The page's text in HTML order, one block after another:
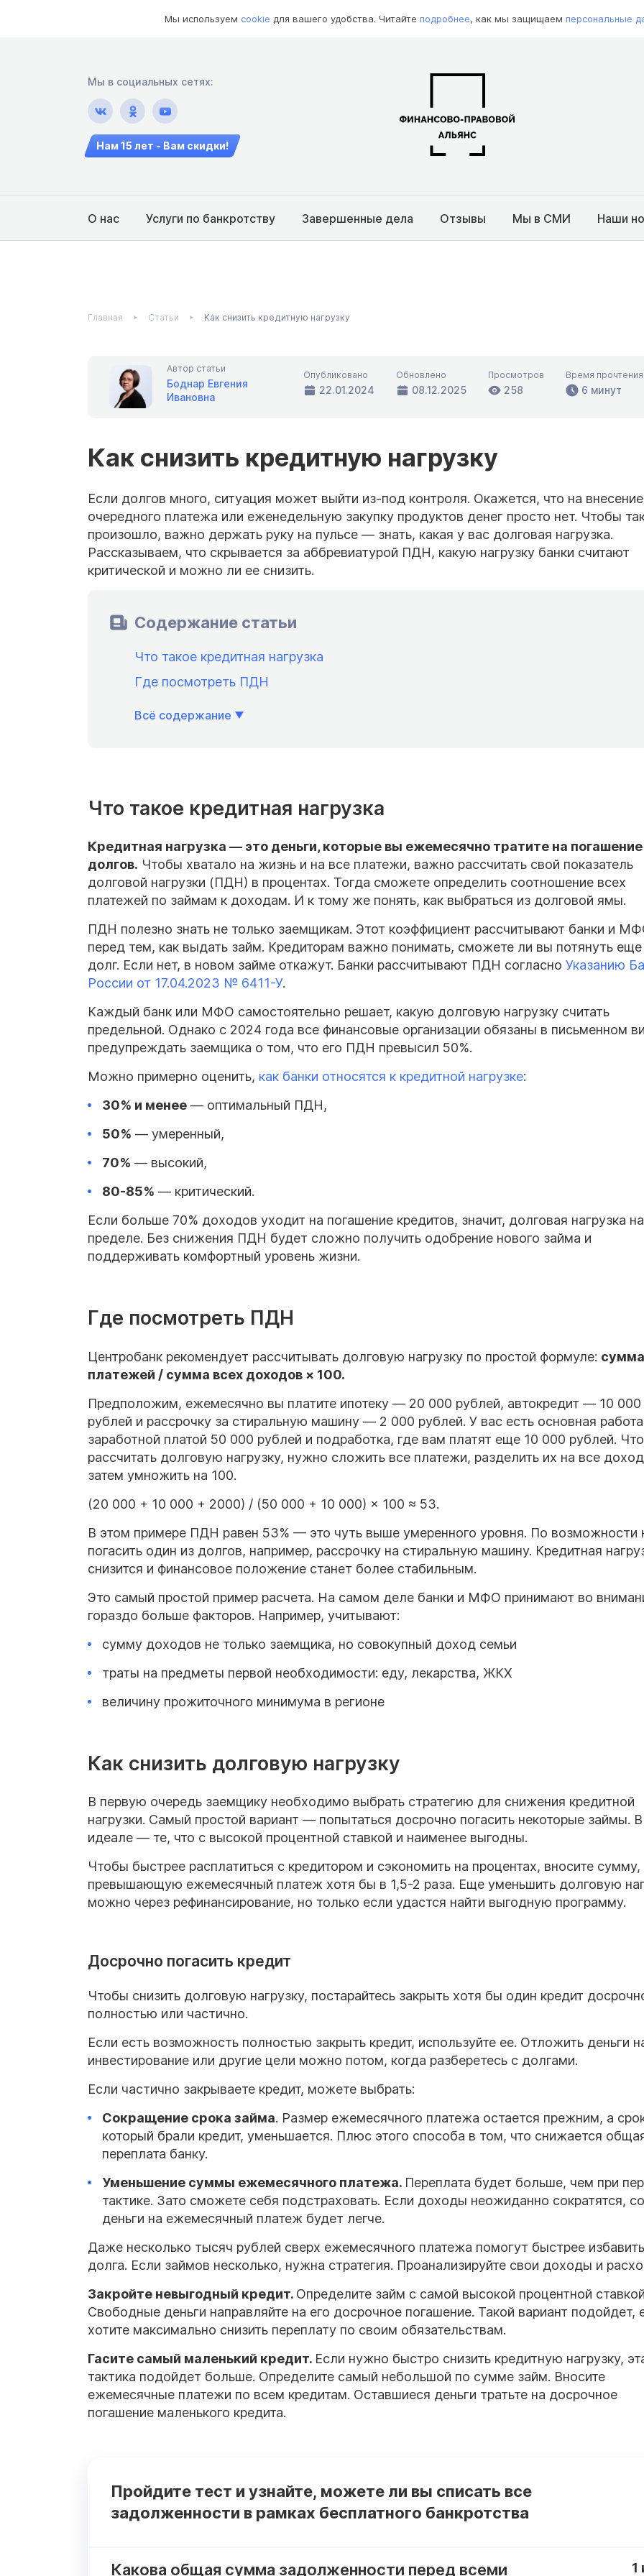
Мы используем cookie для вашего удобства. Читайте подробнее, как мы защищаем персональные
Мы в социальных сетях:
Нам 15 лет - Вам скидки!
О нас Услуги по банкротству Завершенные дела Отзывы Мы в СМИ Наши
Главная Статьи Как снизить кредитную нагрузку
Автор статьи
Боднар Евгения
Ивановна
Опубликовано
22.01.2024
Обновлено
08.12.2025
Просмотров
258
Время прочтения
6 минут
Как снизить кредитную нагрузку
Если долгов много, ситуация может выйти из-под контроля. Окажется, что на внесение
очередного платежа или еженедельную закупку продуктов денег просто нет. Чтобы
произошло, важно держать руку на пульсе — знать, какая у вас долговая нагрузка.
Рассказываем, что скрывается за аббревиатурой ПДН, какую нагрузку банки считают
критической и можно ли ее снизить.
Содержание статьи
Что такое кредитная нагрузка
Где посмотреть ПДН
Всё содержание
Что такое кредитная нагрузка
Кредитная нагрузка — это деньги, которые вы ежемесячно тратите на погашение
долгов. Чтобы хватало на жизнь и на все платежи, важно рассчитать свой показатель
долговой нагрузки (ПДН) в процентах. Тогда сможете определить соотношение всех
платежей по займам к доходам. И к тому же понять, как выбраться из долговой ямы.
ПДН полезно знать не только заемщикам. Этот коэффициент рассчитывают банки и
перед тем, как выдать займ. Кредиторам важно понимать, сможете ли вы потянуть
долг. Если нет, в новом займе откажут. Банки рассчитывают ПДН согласно Указанию
России от 17.04.2023 № 6411-У.
Каждый банк или МФО самостоятельно решает, какую долговую нагрузку считать
предельной. Однако с 2024 года все финансовые организации обязаны в письменном
предупреждать заемщика о том, что его ПДН превысил 50%.
Можно примерно оценить, как банки относятся к кредитной нагрузке:
30% и менее — оптимальный ПДН,
50% — умеренный,
70% — высокий,
80-85% — критический.
Если больше 70% доходов уходит на погашение кредитов, значит, долговая нагрузка на
пределе. Без снижения ПДН будет сложно получить одобрение нового займа и
поддерживать комфортный уровень жизни.
Где посмотреть ПДН
Центробанк рекомендует рассчитывать долговую нагрузку по простой формуле:
платежей / сумма всех доходов × 100.
Предположим, ежемесячно вы платите ипотеку — 20 000 рублей, автокредит — 10 000
рублей и рассрочку за стиральную машину — 2 000 рублей. У вас есть основная
заработной платой 50 000 рублей и подработка, где вам платят еще 10 000 рублей.
рассчитать долговую нагрузку, нужно сложить все платежи, разделить их на все
затем умножить на 100.
(20 000 + 10 000 + 2000) / (50 000 + 10 000) × 100 ≈ 53.
В этом примере ПДН равен 53% — это чуть выше умеренного уровня. По возможности
погасить один из долгов, например, рассрочку на стиральную машину. Кредитная
снизится и финансовое положение станет более стабильным.
Это самый простой пример расчета. На самом деле банки и МФО принимают во
гораздо больше факторов. Например, учитывают:
сумму доходов не только заемщика, но совокупный доход семьи
траты на предметы первой необходимости: еду, лекарства, ЖКХ
величину прожиточного минимума в регионе
Как снизить долговую нагрузку
В первую очередь заемщику необходимо выбрать стратегию для снижения кредитной
нагрузки. Самый простой вариант — попытаться досрочно погасить некоторые займы. В
идеале — те, что с высокой процентной ставкой и наименее выгодны.
Чтобы быстрее расплатиться с кредитором и сэкономить на процентах, вносите сумму,
превышающую ежемесячный платеж хотя бы в 1,5-2 раза. Еще уменьшить долговую
можно через рефинансирование, но только если удастся найти выгодную программу.
Досрочно погасить кредит
Чтобы снизить долговую нагрузку, постарайтесь закрыть хотя бы один кредит
полностью или частично.
Если есть возможность полностью закрыть кредит, используйте ее. Отложить деньги
инвестирование или другие цели можно потом, когда разберетесь с долгами.
Если частично закрываете кредит, можете выбрать:
Сокращение срока займа. Размер ежемесячного платежа остается прежним, а
который брали кредит, уменьшается. Плюс этого способа в том, что снижается
переплата банку.
Уменьшение суммы ежемесячного платежа. Переплата будет больше, чем при
тактике. Зато сможете себя подстраховать. Если доходы неожиданно сократятся,
деньги на ежемесячный платеж будет легче.
Даже несколько тысяч рублей сверх ежемесячного платежа помогут быстрее
долга. Если займов несколько, нужна стратегия. Проанализируйте свои доходы и
Закройте невыгодный кредит. Определите займ с самой высокой процентной
Свободные деньги направляйте на его досрочное погашение. Такой вариант подойдет,
хотите максимально снизить переплату по своим обязательствам.
Гасите самый маленький кредит. Если нужно быстро снизить кредитную нагрузку,
тактика подойдет больше. Определите самый небольшой по сумме займ. Вносите
ежемесячные платежи по всем кредитам. Оставшиеся деньги тратьте на досрочное
погашение маленького кредита.
Пройдите тест и узнайте, можете ли вы списать все
задолженности в рамках бесплатного банкротства
Какова общая сумма задолженности перед всеми 1